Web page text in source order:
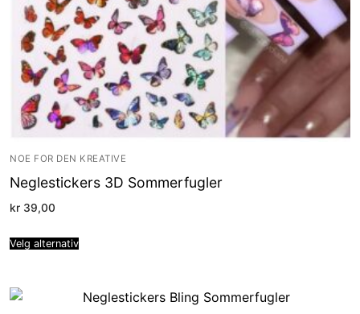
NOE FOR DEN KREATIVE
Neglestickers 3D Sommerfugler
kr 39,00
Velg alternativ